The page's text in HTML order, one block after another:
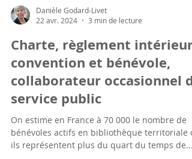
Danièle Godard-Livet
22 avr. 2024
3 min de lecture
Charte, règlement intérieur,
convention et bénévole,
collaborateur occasionnel
service public